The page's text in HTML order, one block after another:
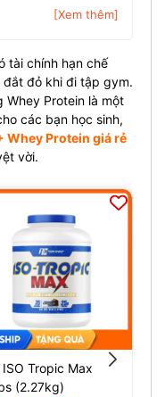
[Xem thêm]
tài chính hạn chế
đắt đỏ khi đi tập gym.
Protein là một
các bạn học sinh,
Whey Protein giá rẻ
vời.
ISO Tropic Max
(2.27kg)